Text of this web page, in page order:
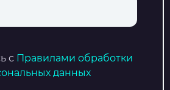
с Правилами обработки
данных